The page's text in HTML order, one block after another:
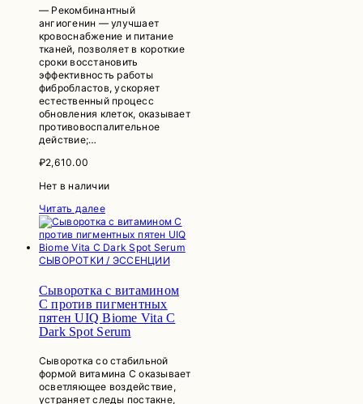
— Рекомбинантный
ангиогенин — улучшает
кровоснабжение и питание
тканей, позволяет в короткие
сроки восстановить
эффективность работы
фибробластов, ускоряет
естественный процесс
обновления клеток, оказывает
противовоспалительное
действие;…
₽2,610.00
Нет в наличии
Читать далее
СЫВОРОТКИ / ЭССЕНЦИИ
Сыворотка с витамином
С против пигментных
пятен UIQ Biome Vita C
Dark Spot Serum
Сыворотка со стабильной
формой витамина С оказывает
осветляющее воздействие,
устраняет следы постакне,